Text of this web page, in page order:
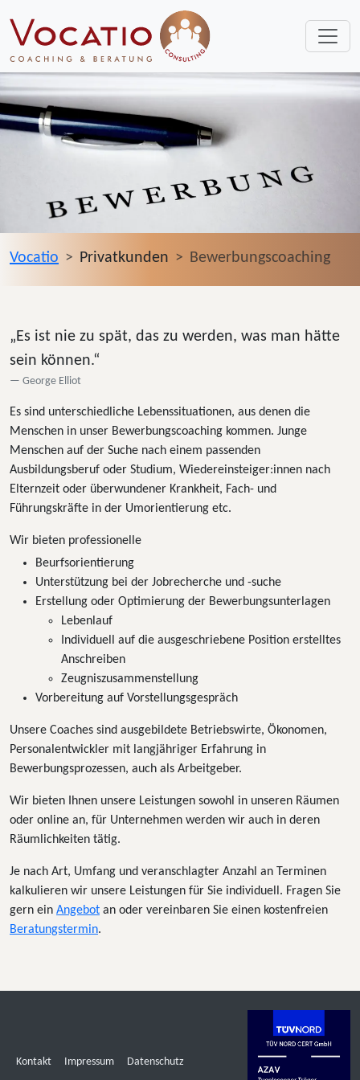
Vocatio Privatkunden Bewerbungscoaching
„Es ist nie zu spät, das zu werden, was man hätte
sein können.“
George Elliot
Es sind unterschiedliche Lebenssituationen, aus denen die
Menschen in unser Bewerbungscoaching kommen. Junge
Menschen auf der Suche nach einem passenden
Ausbildungsberuf oder Studium, Wiedereinsteiger:innen nach
Elternzeit oder überwundener Krankheit, Fach- und
Führungskräfte in der Umorientierung etc.
Wir bieten professionelle
Beurfsorientierung
Unterstützung bei der Jobrecherche und -suche
Erstellung oder Optimierung der Bewerbungsunterlagen
Lebenlauf
Individuell auf die ausgeschriebene Position erstelltes
Anschreiben
Zeugniszusammenstellung
Vorbereitung auf Vorstellungsgespräch
Unsere Coaches sind ausgebildete Betriebswirte, Ökonomen,
Personalentwickler mit langjähriger Erfahrung in
Bewerbungsprozessen, auch als Arbeitgeber.
Wir bieten Ihnen unsere Leistungen sowohl in unseren Räumen
oder online an, für Unternehmen werden wir auch in deren
Räumlichkeiten tätig.
Je nach Art, Umfang und veranschlagter Anzahl an Terminen
kalkulieren wir unsere Leistungen für Sie individuell. Fragen Sie
gern ein Angebot an oder vereinbaren Sie einen kostenfreien
Beratungstermin.
Kontakt Impressum Datenschutz